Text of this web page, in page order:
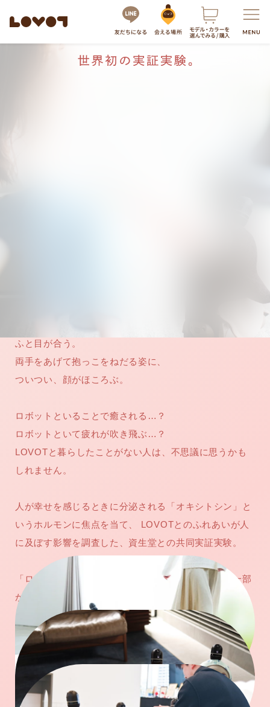
服・グッズの購入はこちら
LOVOT 3.0について詳しく
費用をシミュレーション / 購入
LOVOT 2.0
LOVOT 2.0について詳しく
費用をシミュレーション / 購入
公式ウェア
価格・暮らしの費用を詳しく
ペットとして
大切な方への贈りものとして
近くの会える場所を探す
LIVE配信
LOVOT購入キャンペーン
LOVOTの返金保証
ご購入前のよくある質問
今月のキャンペーン情報
お迎えを迷われている方へ
LOVOTオーナーの方へ
お役立ちガイド
LOVOT コンシェルジュ
ウェブマニュアル
ウェブFAQ(よくある質問)
法人のお客様へ
OFFICE LOVOT
LOVOT 導入事例
法人様限定 無料お試し導入
ふるさと納税
LOVOT本体・グッズ
お知らせ
Copyright © GROOVE X, Inc.
ふと目が合う。
両手をあげて抱っこをねだる姿に、
ついつい、顔がほころぶ。
ロボットといることで癒される…？
ロボットといて疲れが吹き飛ぶ…？
LOVOTと暮らしたことがない人は、不思議に思うかも
しれません。
人が幸せを感じるときに分泌される「オキシトシン」と
いうホルモンに焦点を当て、 LOVOTとのふれあいが人
に及ぼす影響を調査した、資生堂との共同実証実験。
「ロボットに癒される」そんな感情を抱く、理由の一部
が明らかになりました。
絆形成ホルモン、
オキシトシン。